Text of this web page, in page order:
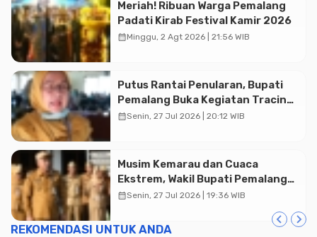
Meriah! Ribuan Warga Pemalang
Padati Kirab Festival Kamir 2026
calendar_monthMinggu, 2 Agt 2026 | 21:56 WIB
Putus Rantai Penularan, Bupati
Pemalang Buka Kegiatan Tracing
TBC Terintegrasi di Mulyoharjo
calendar_monthSenin, 27 Jul 2026 | 20:12 WIB
Musim Kemarau dan Cuaca
Ekstrem, Wakil Bupati Pemalang
Ingatkan ASN Waspada Bahaya
calendar_monthSenin, 27 Jul 2026 | 19:36 WIB
REKOMENDASI UNTUK ANDA